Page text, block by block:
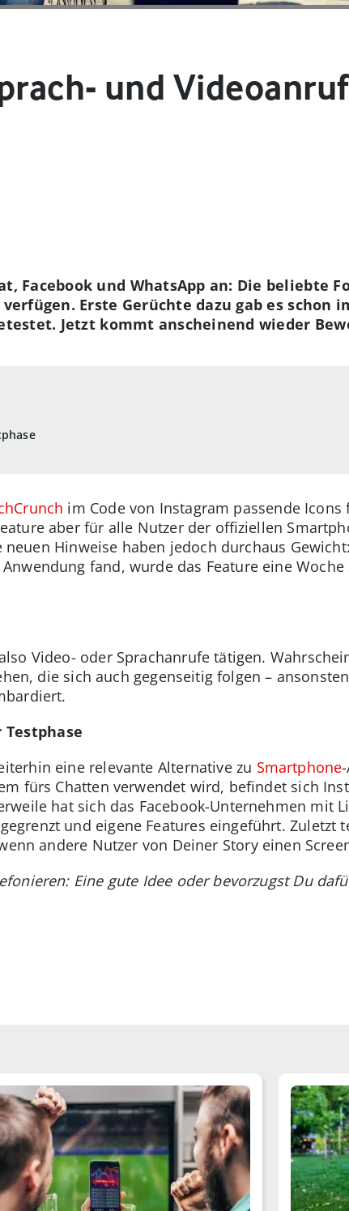
und
Facebook und WhatsApp an: Die beliebte
Erste Gerüchte dazu gab es schon
Jetzt kommt anscheinend wieder
im Code von Instagram passende Icons
aber für alle Nutzer der offiziellen
Hinweise haben jedoch durchaus
fand, wurde das Feature eine
Video- oder Sprachanrufe tätigen.
die sich auch gegenseitig folgen –
eine relevante Alternative zu Smartphone
fürs Chatten verwendet wird, befindet sich
hat sich das Facebook-Unternehmen mit
und eigene Features eingeführt. Zuletzt
andere Nutzer von Deiner Story einen
Eine gute Idee oder bevorzugst Du